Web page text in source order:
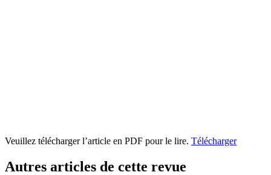
Veuillez télécharger l’article en PDF pour le lire. Télécharger
Autres articles de cette revue